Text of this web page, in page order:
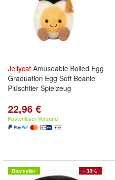
Jellycat Amuseable Boiled Egg
Graduation Egg Soft Beanie
Plüschtier Spielzeug
22,96 €
Kostenloser Versand
- 38%
Bestseller